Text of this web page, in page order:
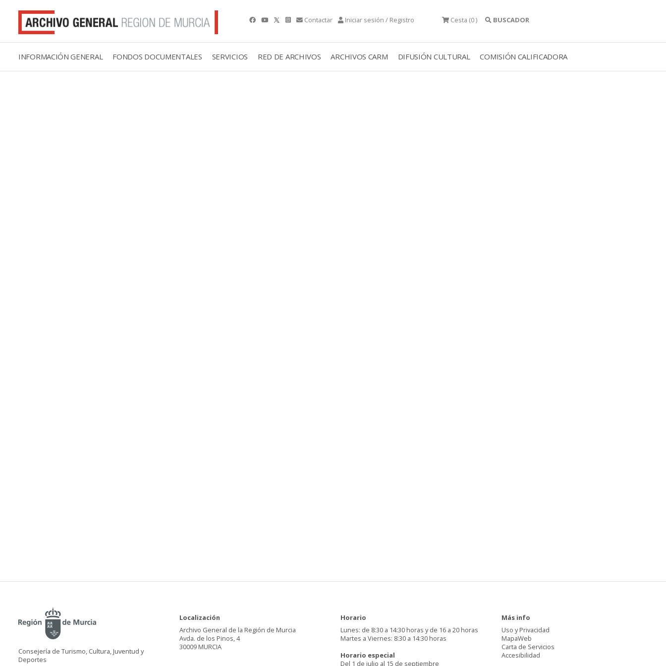
Contactar Iniciar sesión / Registro Cesta (0 ) BUSCADOR
INFORMACIÓN GENERAL FONDOS DOCUMENTALES SERVICIOS RED DE ARCHIVOS ARCHIVOS CARM DIFUSIÓN CULTURAL COMISIÓN CALIFICADORA
Consejería de Turismo, Cultura, Juventud y
Deportes
Localización
Archivo General de la Región de Murcia
Avda. de los Pinos, 4
30009 MURCIA
Horario
Lunes: de 8:30 a 14:30 horas y de 16 a 20 horas
Martes a Viernes: 8:30 a 14:30 horas
Horario especial
Del 1 de julio al 15 de septiembre
Más info
Uso y Privacidad
MapaWeb
Carta de Servicios
Accesibilidad